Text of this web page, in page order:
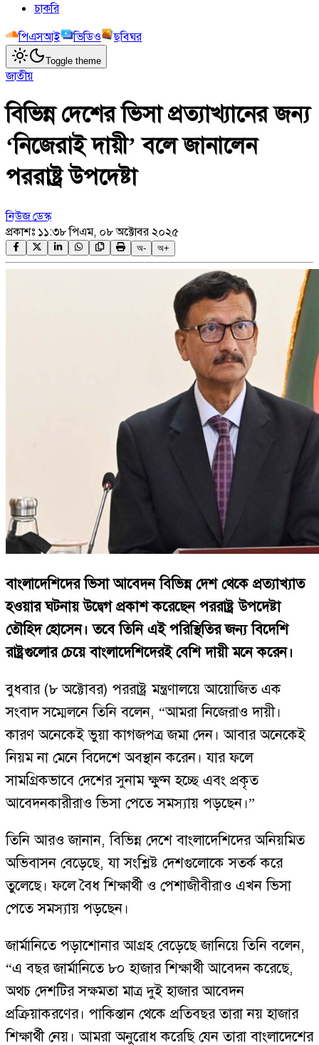
চাকরি
পিএসআই
ভিডিও ছবিঘর
Toggle theme
জাতীয়
বিভিন্ন দেশের ভিসা প্রত্যাখ্যানের জন্য
‘নিজেরাই দায়ী’ বলে জানালেন
পররাষ্ট্র উপদেষ্টা
নিউজ ডেস্ক
প্রকাশঃ ১১:৩৮ পিএম, ০৮ অক্টোবর ২০২৫
অ- অ+
বাংলাদেশিদের ভিসা আবেদন বিভিন্ন দেশ থেকে প্রত্যাখ্যাত
হওয়ার ঘটনায় উদ্বেগ প্রকাশ করেছেন পররাষ্ট্র উপদেষ্টা
তৌহিদ হোসেন। তবে তিনি এই পরিস্থিতির জন্য বিদেশি
রাষ্ট্রগুলোর চেয়ে বাংলাদেশিদেরই বেশি দায়ী মনে করেন।
বুধবার (৮ অক্টোবর) পররাষ্ট্র মন্ত্রণালয়ে আয়োজিত এক
সংবাদ সম্মেলনে তিনি বলেন, “আমরা নিজেরাও দায়ী।
কারণ অনেকেই ভুয়া কাগজপত্র জমা দেন। আবার অনেকেই
নিয়ম না মেনে বিদেশে অবস্থান করেন। যার ফলে
সামগ্রিকভাবে দেশের সুনাম ক্ষুণ্ন হচ্ছে এবং প্রকৃত
আবেদনকারীরাও ভিসা পেতে সমস্যায় পড়ছেন।”
তিনি আরও জানান, বিভিন্ন দেশে বাংলাদেশিদের অনিয়মিত
অভিবাসন বেড়েছে, যা সংশ্লিষ্ট দেশগুলোকে সতর্ক করে
তুলেছে। ফলে বৈধ শিক্ষার্থী ও পেশাজীবীরাও এখন ভিসা
পেতে সমস্যায় পড়ছেন।
জার্মানিতে পড়াশোনার আগ্রহ বেড়েছে জানিয়ে তিনি বলেন,
“এ বছর জার্মানিতে ৮০ হাজার শিক্ষার্থী আবেদন করেছে,
অথচ দেশটির সক্ষমতা মাত্র দুই হাজার আবেদন
প্রক্রিয়াকরণের। পাকিস্তান থেকে প্রতিবছর তারা নয় হাজার
শিক্ষার্থী নেয়। আমরা অনুরোধ করেছি যেন তারা বাংলাদেশের